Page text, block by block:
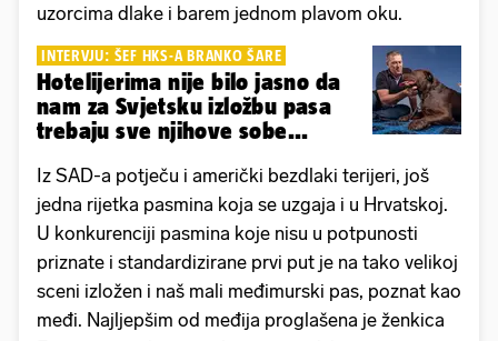
uzorcima dlake i barem jednom plavom oku.
INTERVJU: ŠEF HKS-A BRANKO ŠARE
Hotelijerima nije bilo jasno da
nam za Svjetsku izložbu pasa
trebaju sve njihove sobe...
Iz SAD-a potječu i američki bezdlaki terijeri, još
jedna rijetka pasmina koja se uzgaja i u Hrvatskoj.
U konkurenciji pasmina koje nisu u potpunosti
priznate i standardizirane prvi put je na tako velikoj
sceni izložen i naš mali međimurski pas, poznat kao
međi. Najljepšim od međija proglašena je ženkica